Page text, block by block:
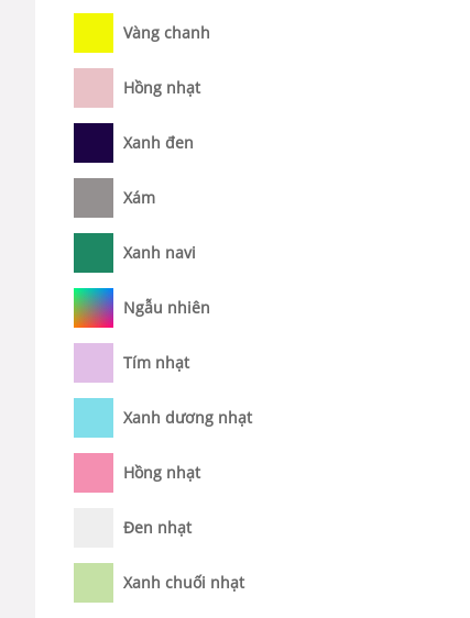
Vàng chanh
Hồng nhạt
Xanh đen
Xám
Xanh navi
Ngẫu nhiên
Tím nhạt
Xanh dương nhạt
Hồng nhạt
Đen nhạt
Xanh chuối nhạt